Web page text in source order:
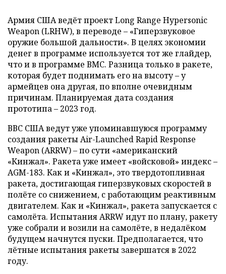
Армия США ведёт проект Long Range Hypersonic
Weapon (LRHW), в переводе – «Гиперзвуковое
оружие большой дальности». В целях экономии
денег в программе используется тот же глайдер,
что и в программе ВМС. Разница только в ракете,
которая будет поднимать его на высоту – у
армейцев она другая, по вполне очевидным
причинам. Планируемая дата создания
прототипа – 2023 год.
ВВС США ведут уже упоминавшуюся программу
создания ракеты Air-Launched Rapid Response
Weapon (ARRW) – по сути «американский
«Кинжал». Ракета уже имеет «войсковой» индекс –
AGM-183. Как и «Кинжал», это твердотопливная
ракета, достигающая гиперзвуковых скоростей в
полёте со снижением, с работающим реактивным
двигателем. Как и «Кинжал», ракета запускается с
самолёта. Испытания ARRW идут по плану, ракету
уже собрали и возили на самолёте, в недалёком
будущем начнутся пуски. Предполагается, что
лётные испытания ракеты завершатся в 2022
году.